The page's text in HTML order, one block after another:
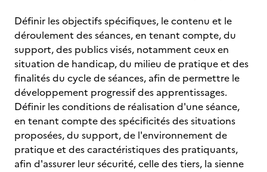
Définir les objectifs spécifiques, le contenu et le
déroulement des séances, en tenant compte, du
support, des publics visés, notamment ceux en
situation de handicap, du milieu de pratique et des
finalités du cycle de séances, afin de permettre le
développement progressif des apprentissages.
Définir les conditions de réalisation d'une séance,
en tenant compte des spécificités des situations
proposées, du support, de l'environnement de
pratique et des caractéristiques des pratiquants,
afin d'assurer leur sécurité, celle des tiers, la sienne